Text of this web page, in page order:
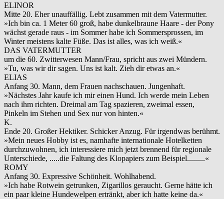
ELINOR
Mitte 20. Eher unauffällig. Lebt zusammen mit dem Vatermutter.
»Ich bin ca. 1 Meter 60 groß, habe dunkelbraune Haare - der Pony
wächst gerade raus - im Sommer habe ich Sommersprossen, im
Winter meistens kalte Füße. Das ist alles, was ich weiß.«
DAS VATERMUTTER
um die 60. Zwitterwesen Mann/Frau, spricht aus zwei Mündern.
»Tu, was wir dir sagen. Uns ist kalt. Zieh dir etwas an.«
ELIAS
Anfang 30. Mann, dem Frauen nachschauen. Jungenhaft.
»Nächstes Jahr kaufe ich mir einen Hund. Ich werde mein Leben
nach ihm richten. Dreimal am Tag spazieren, zweimal essen,
Pinkeln im Stehen und Sex nur von hinten.«
K.
Ende 20. Großer Hektiker. Schicker Anzug. Für irgendwas berühmt.
»Mein neues Hobby ist es, namhafte internationale Hotelketten
durchzuwohnen, ich interessiere mich jetzt brennend für regionale
Unterschiede, .....die Faltung des Klopapiers zum Beispiel.........«
ROMY
Anfang 30. Expressive Schönheit. Wohlhabend.
»Ich habe Rotwein getrunken, Zigarillos geraucht. Gerne hätte ich
ein paar kleine Hundewelpen ertränkt, aber ich hatte keine da.«